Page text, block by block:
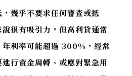
幾乎不要求任何審查或抵
很有吸引力，但高利貸通常
年利率可能超過 300%，經常
行資金周轉、或應對緊急用